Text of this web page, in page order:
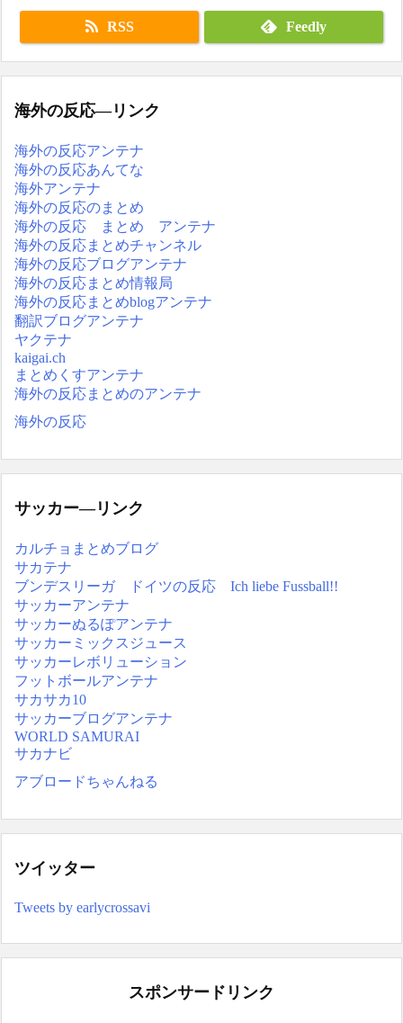
RSS Feedly
海外の反応―リンク
海外の反応アンテナ
海外の反応あんてな
海外アンテナ
海外の反応のまとめ
海外の反応 まとめ アンテナ
海外の反応まとめチャンネル
海外の反応ブログアンテナ
海外の反応まとめ情報局
海外の反応まとめblogアンテナ
翻訳ブログアンテナ
ヤクテナ
kaigai.ch
まとめくすアンテナ
海外の反応まとめのアンテナ
海外の反応
サッカー―リンク
カルチョまとめブログ
サカテナ
ブンデスリーガ ドイツの反応 Ich liebe Fussball!!
サッカーアンテナ
サッカーぬるぽアンテナ
サッカーミックスジュース
サッカーレボリューション
フットボールアンテナ
サカサカ10
サッカーブログアンテナ
WORLD SAMURAI
サカナビ
アブロードちゃんねる
ツイッター
Tweets by earlycrossavi
スポンサードリンク